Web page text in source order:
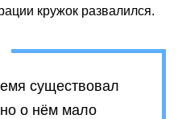
кружок развалился.
существовал
но о нём мало